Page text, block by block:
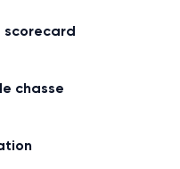
scorecard
chasse